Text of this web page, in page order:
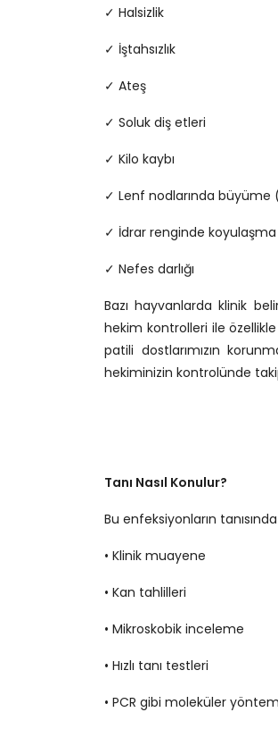
✓ Halsizlik
✓ İştahsızlık
✓ Ateş
✓ Soluk diş etleri
✓ Kilo kaybı
✓ Lenf nodlarında
✓ İdrar renginde koyulaşma
✓ Nefes darlığı
Bazı hayvanlarda klinik
hekim kontrolleri ile
patili dostlarımızın
hekiminizin kontrolünde
Tanı Nasıl Konulur?
Bu enfeksiyonların
• Klinik muayene
• Kan tahlilleri
• Mikroskobik inceleme
• Hızlı tanı testleri
• PCR gibi moleküler